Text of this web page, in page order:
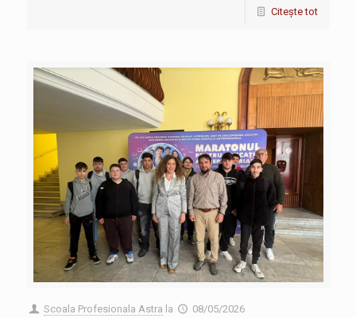
Citește tot
Scoala Profesionala Astra la 08/05/2026